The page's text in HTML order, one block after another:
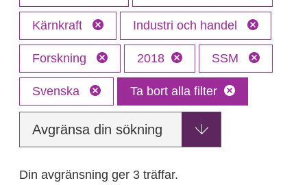
Kärnkraft Industri och handel
Forskning 2018 SSM
Svenska Ta bort alla filter
Avgränsa din sökning
Din avgränsning ger 3 träffar.